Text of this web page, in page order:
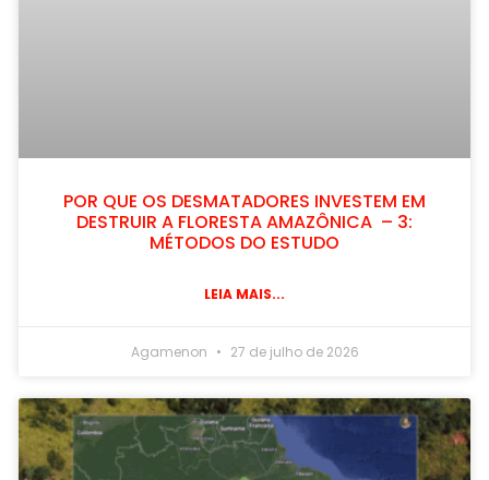
POR QUE OS DESMATADORES INVESTEM EM
DESTRUIR A FLORESTA AMAZÔNICA – 3:
MÉTODOS DO ESTUDO
LEIA MAIS...
Agamenon 27 de julho de 2026